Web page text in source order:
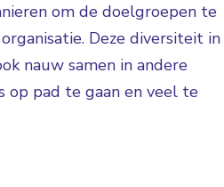
om de doelgroepen te
Deze diversiteit in
nauw samen in andere
op pad te gaan en veel te